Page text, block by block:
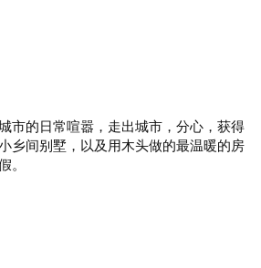
市的日常喧嚣，走出城市，分心，获得
乡间别墅，以及用木头做的最温暖的房
。